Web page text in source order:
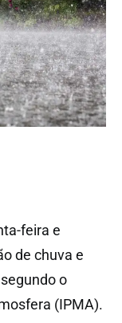
feira e
de chuva e
o
(IPMA).